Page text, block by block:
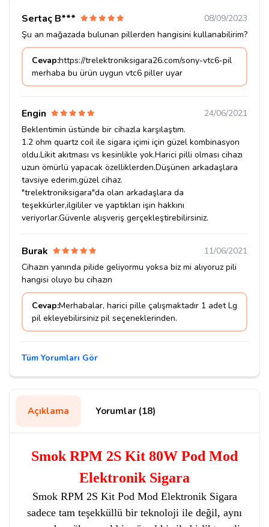
Sertaç B***
08/09/2023
Şu an mağazada bulunan pillerden hangisini kullanabilirim?
Cevap:https://trelektroniksigara26.com/sony-vtc6-pil
merhaba bu ürün uygun vtc6 piller uyar
Engin
24/06/2021
Beklentimin üstünde bir cihazla karşılaştım.
1.2 ohm quartz coil ile sigara içimi için güzel kombinasyon
oldu.Likit akıtması vs kesinlikle yok.Harici pilli olması cihazı
uzun ömürlü yapacak özelliklerden.Düşünen arkadaşlara
tavsiye ederim,güzel cihaz.
"trelektroniksigara"da olan arkadaşlara da
teşekkürler,ilgililer ve yaptıkları işin hakkını
veriyorlar.Güvenle alışveriş gerçekleştirebilirsiniz.
Burak
11/06/2021
Cihazın yanında pilide geliyormu yoksa biz mi alıyoruz pili
hangisi oluyo bu cihazın
Cevap:Merhabalar, harici pille çalışmaktadır 1 adet Lg
pil ekleyebilirsiniz pil seçeneklerinden.
Tüm Yorumları Gör
Açıklama Yorumlar (18)
Smok RPM 2S Kit 80W Pod Mod
Elektronik Sigara
Smok RPM 2S Kit Pod Mod Elektronik Sigara
sadece tam teşekküllü bir teknoloji ile değil, aynı